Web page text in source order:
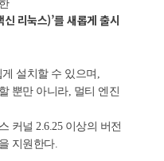
리눅스)’를 새롭게 출시
게 설치할 수 있으며,
뿐만 아니라, 멀티 엔진
커널 2.6.25 이상의 버전
지원한다.